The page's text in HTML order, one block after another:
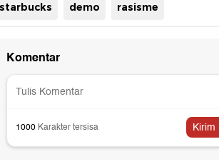
starbucks demo rasisme